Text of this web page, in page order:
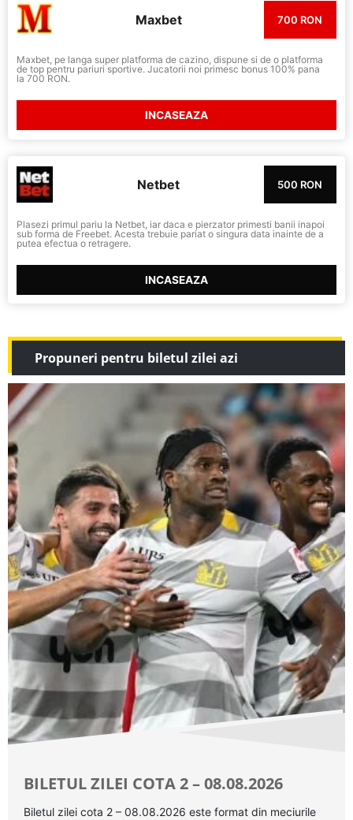
Maxbet 700 RON
Maxbet, pe langa super platforma de cazino, dispune si de o platforma
de top pentru pariuri sportive. Jucatorii noi primesc bonus 100% pana
la 700 RON.
INCASEAZA
Netbet 500 RON
Plasezi primul pariu la Netbet, iar daca e pierzator primesti banii inapoi
sub forma de Freebet. Acesta trebuie pariat o singura data inainte de a
putea efectua o retragere.
INCASEAZA
Propuneri pentru biletul zilei azi
BILETUL ZILEI COTA 2 – 08.08.2026
Biletul zilei cota 2 – 08.08.2026 este format din meciurile